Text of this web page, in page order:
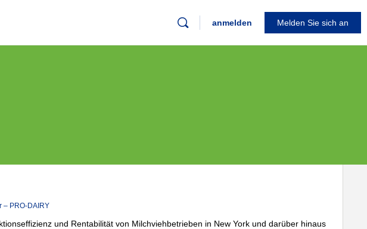
anmelden Melden Sie sich an
– PRO-DAIRY
und Rentabilität von Milchviehbetrieben in New York und darüber hinaus